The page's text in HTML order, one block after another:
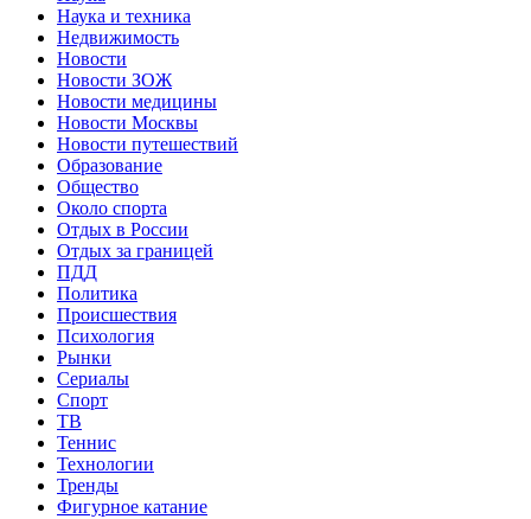
Наука и техника
Недвижимость
Новости
Новости ЗОЖ
Новости медицины
Новости Москвы
Новости путешествий
Образование
Общество
Около спорта
Отдых в России
Отдых за границей
ПДД
Политика
Происшествия
Психология
Рынки
Сериалы
Спорт
ТВ
Теннис
Технологии
Тренды
Фигурное катание